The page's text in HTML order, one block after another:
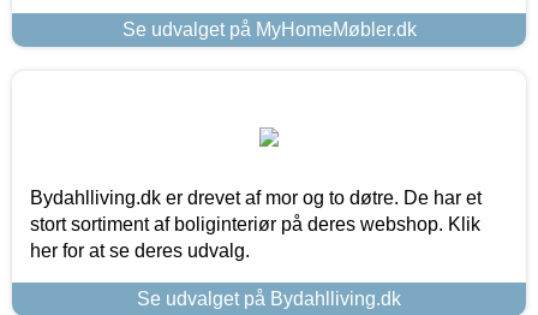
Se udvalget på MyHomeMøbler.dk
Bydahlliving.dk er drevet af mor og to døtre. De har et
stort sortiment af boliginteriør på deres webshop. Klik
her for at se deres udvalg.
Se udvalget på Bydahlliving.dk